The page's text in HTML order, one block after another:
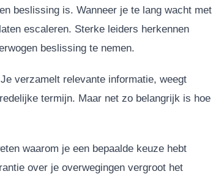
beslissing is. Wanneer je te lang wacht met
escaleren. Sterke leiders herkennen
beslissing te nemen.
verzamelt relevante informatie, weegt
termijn. Maar net zo belangrijk is hoe
waarom je een bepaalde keuze hebt
over je overwegingen vergroot het